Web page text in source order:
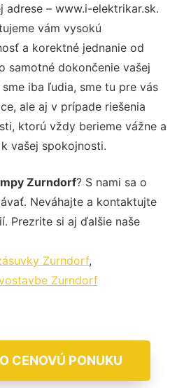
adrese – www.i-elektrikar.sk.
vám vysokú
a korektné jednanie od
samotné dokončenie vašej
iba ľudia, sme tu pre vás
ale aj v prípade riešenia
ktorú vždy berieme vážne a
vašej spokojnosti.
Zurndorf? S nami sa o
Neváhajte a kontaktujte
Prezrite si aj ďalšie naše
Zurndorf,
Zurndorf
CENOVÚ PONUKU